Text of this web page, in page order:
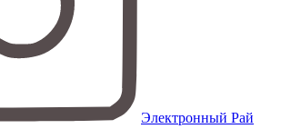
Электронный Рай